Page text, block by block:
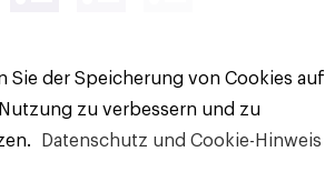
Sie der Speicherung von Cookies auf
zu verbessern und zu
Datenschutz und Cookie-Hinweis